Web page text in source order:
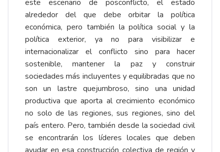
este escenario de posconflicto, el estado
alrededor del que debe orbitar la política
económica, pero también la política social y la
política exterior, ya no para visibilizar e
internacionalizar el conflicto sino para hacer
sostenible, mantener la paz y construir
sociedades más incluyentes y equilibradas que no
son un lastre quejumbroso, sino una unidad
productiva que aporta al crecimiento económico
no solo de las regiones, sus regiones, sino del
país entero. Pero, también desde la sociedad civil
se encontrarán los líderes locales que deben